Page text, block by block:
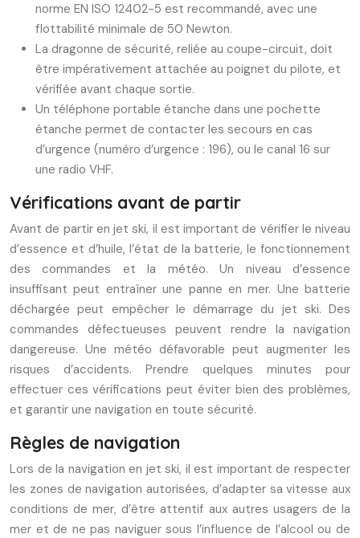
norme EN ISO 12402-5 est recommandé, avec une
flottabilité minimale de 50 Newton.
La dragonne de sécurité, reliée au coupe-circuit, doit
être impérativement attachée au poignet du pilote, et
vérifiée avant chaque sortie.
Un téléphone portable étanche dans une pochette
étanche permet de contacter les secours en cas
d’urgence (numéro d’urgence : 196), ou le canal 16 sur
une radio VHF.
Vérifications avant de partir
Avant de partir en jet ski, il est important de vérifier le niveau
d’essence et d’huile, l’état de la batterie, le fonctionnement
des commandes et la météo. Un niveau d’essence
insuffisant peut entraîner une panne en mer. Une batterie
déchargée peut empêcher le démarrage du jet ski. Des
commandes défectueuses peuvent rendre la navigation
dangereuse. Une météo défavorable peut augmenter les
risques d’accidents. Prendre quelques minutes pour
effectuer ces vérifications peut éviter bien des problèmes,
et garantir une navigation en toute sécurité.
Règles de navigation
Lors de la navigation en jet ski, il est important de respecter
les zones de navigation autorisées, d’adapter sa vitesse aux
conditions de mer, d’être attentif aux autres usagers de la
mer et de ne pas naviguer sous l’influence de l’alcool ou de